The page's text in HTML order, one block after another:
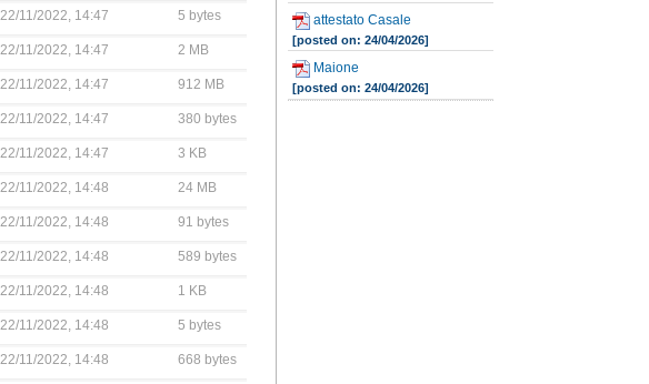
22/11/2022, 14:47 5 bytes
22/11/2022, 14:47 2 MB
22/11/2022, 14:47 912 MB
22/11/2022, 14:47 380 bytes
22/11/2022, 14:47 3 KB
22/11/2022, 14:48 24 MB
22/11/2022, 14:48 91 bytes
22/11/2022, 14:48 589 bytes
22/11/2022, 14:48 1 KB
22/11/2022, 14:48 5 bytes
22/11/2022, 14:48 668 bytes
attestato Casale
[posted on: 24/04/2026]
Maione
[posted on: 24/04/2026]